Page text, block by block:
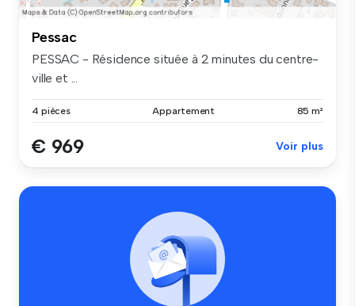
Pessac
PESSAC - Résidence située à 2 minutes du centre-
ville et ...
4 pièces Appartement 85 m²
€ 969 Voir plus